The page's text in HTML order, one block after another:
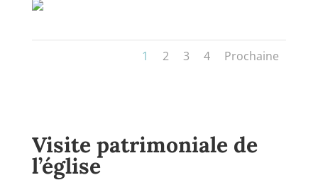
1 2 3 4 Prochaine
Visite patrimoniale de
l’église